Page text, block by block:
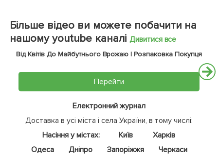
Більше відео ви можете побачити на
нашому youtube каналі Дивитися все
Від Квітів До Майбутнього Врожаю | Розпаковка Покупця
Перейти
Електронний журнал
Доставка в усі міста і села України, в тому числі:
Насіння у містах:
Київ
Харків
Одеса
Дніпро Запоріжжя
Черкаси